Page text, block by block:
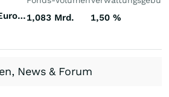
Aktienfonds All Cap Europa1,083 Mrd. 1,50 %
News & Forum